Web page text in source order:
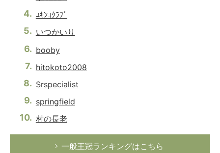
ﾕｷﾝｺｸﾗﾌﾞ
いつかいり
booby
hitokoto2008
Srspecialist
springfield
村の長老
一般王冠ランキングはこちら